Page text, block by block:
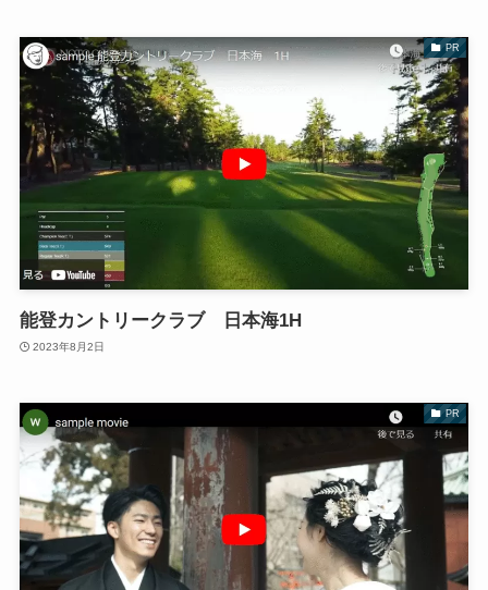
PR
能登カントリークラブ 日本海1H
2023年8月2日
PR